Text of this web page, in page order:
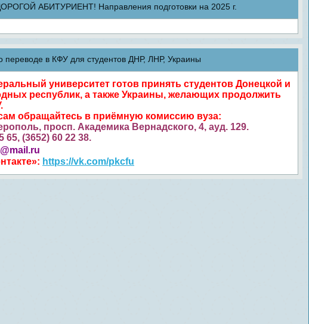
АБИТУРИЕНТ! Направления подготовки на 2025 г.
в КФУ для студентов ДНР, ЛНР, Украины
университет готов принять студентов Донецкой и
республик, а также Украины, желающих продолжить
обращайтесь в приёмную комиссию вуза:
просп. Академика Вернадского, 4, ауд. 129.
65, (3652) 60 22 38.
https://vk.com/pkcfu